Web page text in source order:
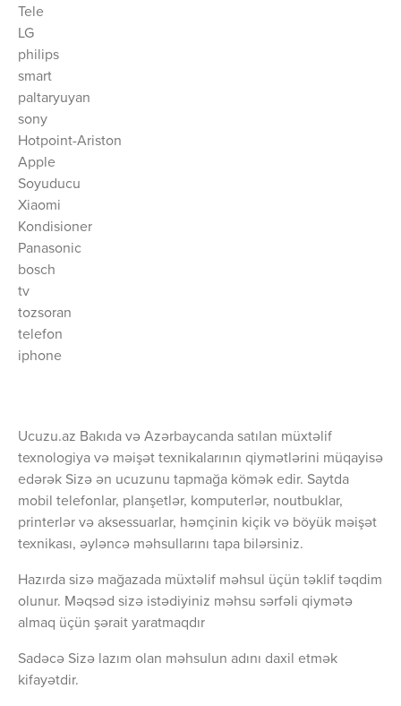
Tele
LG
philips
smart
paltaryuyan
sony
Hotpoint-Ariston
Apple
Soyuducu
Xiaomi
Kondisioner
Panasonic
bosch
tv
tozsoran
telefon
iphone
Ucuzu.az Bakıda və Azərbaycanda satılan müxtəlif
texnologiya və məişət texnikalarının qiymətlərini müqayisə
edərək Sizə ən ucuzunu tapmağa kömək edir. Saytda
mobil telefonlar, planşetlər, komputerlər, noutbuklar,
printerlər və aksessuarlar, həmçinin kiçik və böyük məişət
texnikası, əyləncə məhsullarını tapa bilərsiniz.
Hazırda sizə mağazada müxtəlif məhsul üçün təklif təqdim
olunur. Məqsəd sizə istədiyiniz məhsu sərfəli qiymətə
almaq üçün şərait yaratmaqdır
Sadəcə Sizə lazım olan məhsulun adını daxil etmək
kifayətdir.